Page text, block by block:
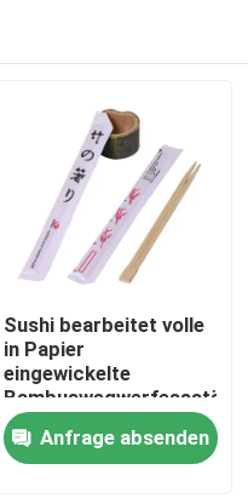
Sushi bearbeitet volle
in Papier
eingewickelte
24cm
Anfrage absenden